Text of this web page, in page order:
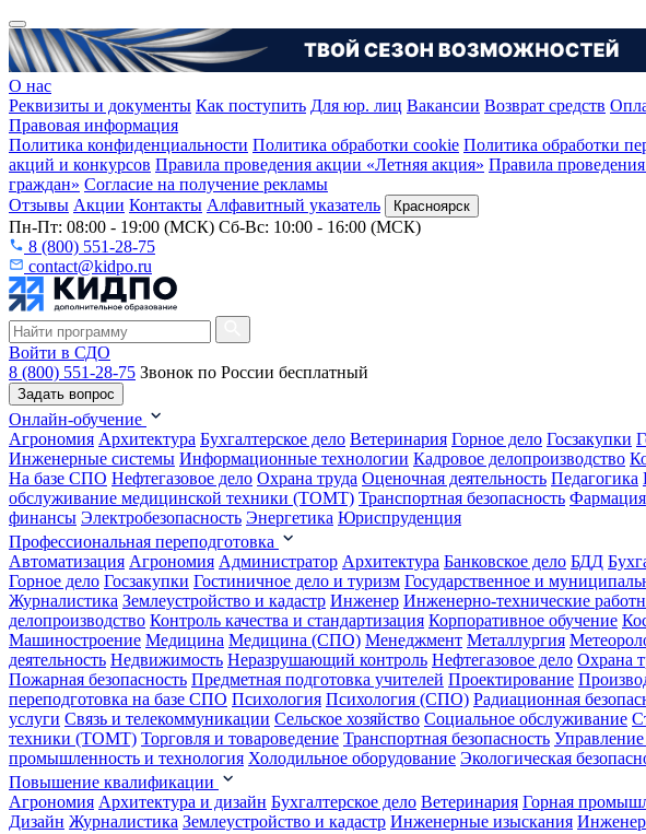
О нас
Реквизиты и документы Как поступить Для юр. лиц Вакансии Возврат средств
Правовая информация
Политика конфиденциальности Политика обработки cookie Политика обработки
акций и конкурсов Правила проведения акции «Летняя акция» Правила
граждан» Согласие на получение рекламы
Отзывы Акции Контакты Алфавитный указатель Красноярск
Пн-Пт: 08:00 - 19:00 (МСК) Сб-Вс: 10:00 - 16:00 (МСК)
8 (800) 551-28-75
contact@kidpo.ru
Войти в СДО
8 (800) 551-28-75 Звонок по России бесплатный
Задать вопрос
Онлайн-обучение
Агрономия Архитектура Бухгалтерское дело Ветеринария Горное дело Госзакупки
Инженерные системы Информационные технологии Кадровое делопроизводство
На базе СПО Нефтегазовое дело Охрана труда Оценочная деятельность Педагогика
обслуживание медицинской техники (ТОМТ) Транспортная безопасность Фармация
финансы Электробезопасность Энергетика Юриспруденция
Профессиональная переподготовка
Автоматизация Агрономия Администратор Архитектура Банковское дело БДД
Горное дело Госзакупки Гостиничное дело и туризм Государственное и
Журналистика Землеустройство и кадастр Инженер Инженерно-технические
делопроизводство Контроль качества и стандартизация Корпоративное обучение
Машиностроение Медицина Медицина (СПО) Менеджмент Металлургия
деятельность Недвижимость Неразрушающий контроль Нефтегазовое дело Охрана
Пожарная безопасность Предметная подготовка учителей Проектирование
переподготовка на базе СПО Психология Психология (СПО) Радиационная
услуги Связь и телекоммуникации Сельское хозяйство Социальное обслуживание
техники (ТОМТ) Торговля и товароведение Транспортная безопасность
промышленность и технология Холодильное оборудование Экологическая
Повышение квалификации
Агрономия Архитектура и дизайн Бухгалтерское дело Ветеринария Горная
Дизайн Журналистика Землеустройство и кадастр Инженерные изыскания